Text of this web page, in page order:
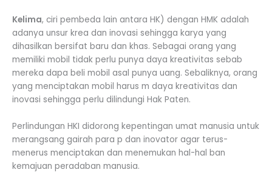
Kelima, ciri pembeda lain antara HK) dengan HMK adalah
adanya unsur krea dan inovasi sehingga karya yang
dihasilkan bersifat baru dan khas. Sebagai orang yang
memiliki mobil tidak perlu punya daya kreativitas sebab
mereka dapa beli mobil asal punya uang. Sebaliknya, orang
yang menciptakan mobil harus m daya kreativitas dan
inovasi sehingga perlu dilindungi Hak Paten.
Perlindungan HKI didorong kepentingan umat manusia untuk
merangsang gairah para p dan inovator agar terus-
menerus menciptakan dan menemukan hal-hal ban
kemajuan peradaban manusia.